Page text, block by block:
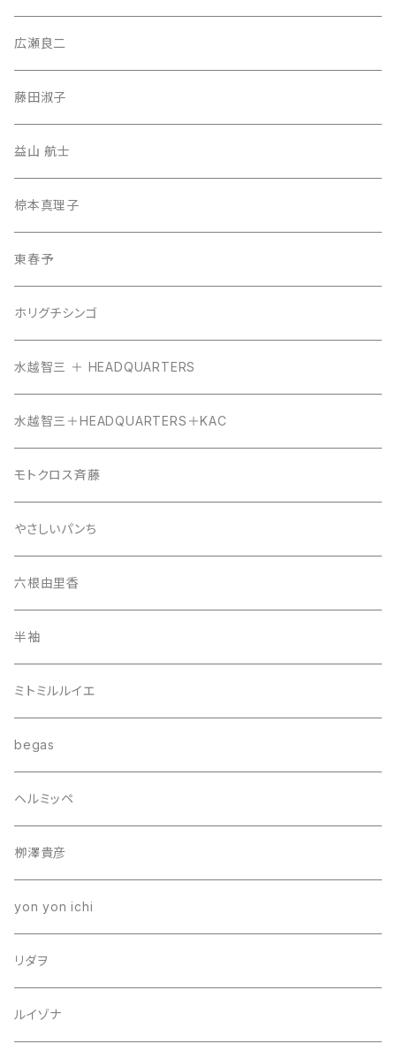
広瀬良二
藤田淑子
益山 航士
椋本真理子
東春予
ホリグチシンゴ
水越智三 ＋ HEADQUARTERS
水越智三＋HEADQUARTERS＋KAC
モトクロス斉藤
やさしいパンち
六根由里香
半袖
ミトミルルイエ
begas
ヘルミッペ
栁澤貴彦
yon yon ichi
リダヲ
ルイゾナ